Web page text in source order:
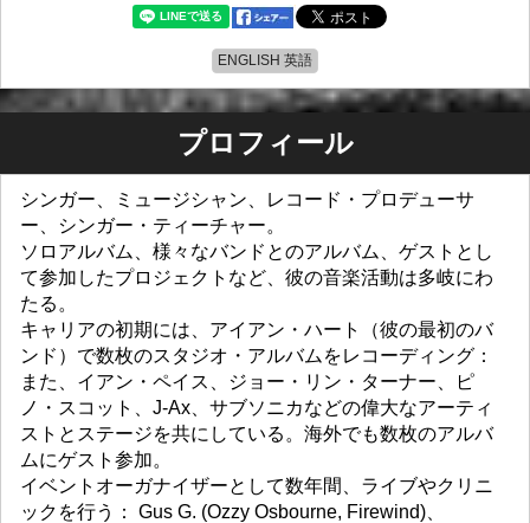
ENGLISH 英語
プロフィール
シンガー、ミュージシャン、レコード・プロデューサ
ー、シンガー・ティーチャー。
ソロアルバム、様々なバンドとのアルバム、ゲストとし
て参加したプロジェクトなど、彼の音楽活動は多岐にわ
たる。
キャリアの初期には、アイアン・ハート（彼の最初のバ
ンド）で数枚のスタジオ・アルバムをレコーディング：
また、イアン・ペイス、ジョー・リン・ターナー、ピ
ノ・スコット、J-Ax、サブソニカなどの偉大なアーティ
ストとステージを共にしている。海外でも数枚のアルバ
ムにゲスト参加。
イベントオーガナイザーとして数年間、ライブやクリニ
ックを行う： Gus G. (Ozzy Osbourne, Firewind)、